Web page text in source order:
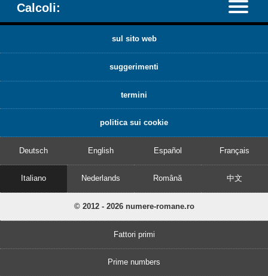
Calcoli:
sul sito web
suggerimenti
termini
politica sui cookie
Deutsch English Español Français
Italiano Nederlands Română 中文
© 2012 - 2026 numere-romane.ro
Fattori primi
Prime numbers